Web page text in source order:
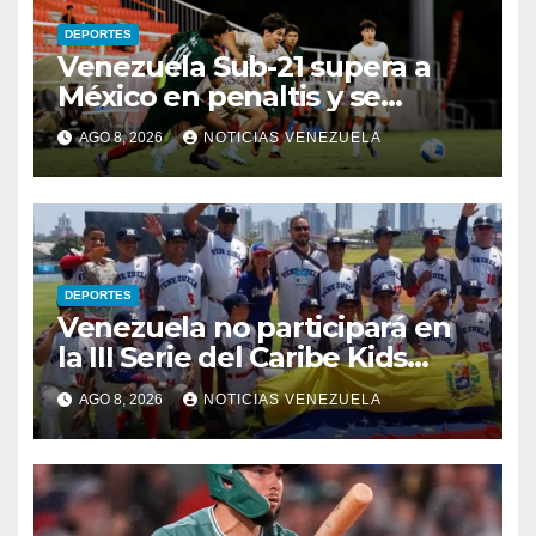
DEPORTES
Venezuela Sub-21 supera a
México en penaltis y se
adjudica el oro
AGO 8, 2026 NOTICIAS VENEZUELA
DEPORTES
Venezuela no participará en
la III Serie del Caribe Kids
Nayarit 2026
AGO 8, 2026 NOTICIAS VENEZUELA